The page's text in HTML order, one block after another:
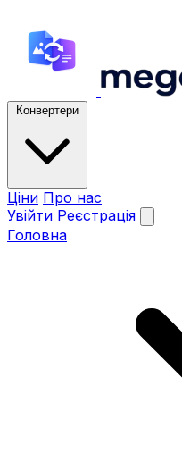
Конвертери
Ціни Про нас
Увійти Реєстрація
Головна